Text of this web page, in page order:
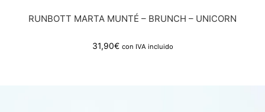
RUNBOTT MARTA MUNTÉ – BRUNCH – UNICORN
31,90€ con IVA incluido